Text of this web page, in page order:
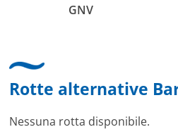
GNV
Rotte alternative
Nessuna rotta disponibile.